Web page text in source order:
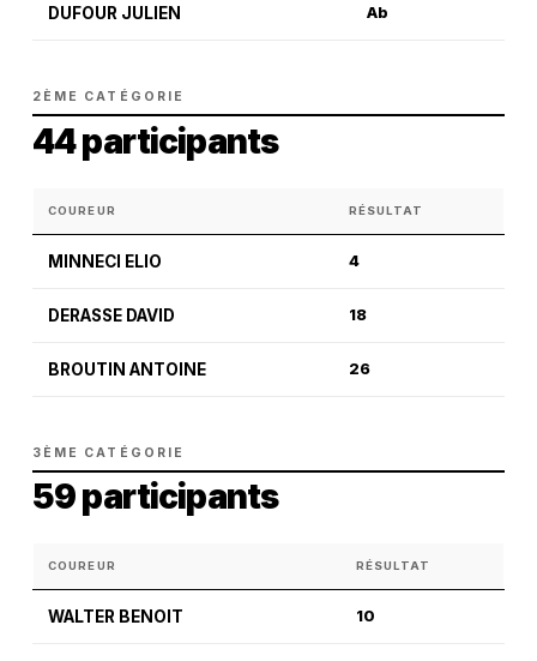
DUFOUR JULIEN Ab
2ÈME CATÉGORIE
44 participants
COUREUR RÉSULTAT
MINNECI ELIO 4
DERASSE DAVID 18
BROUTIN ANTOINE 26
3ÈME CATÉGORIE
59 participants
COUREUR RÉSULTAT
WALTER BENOIT 10